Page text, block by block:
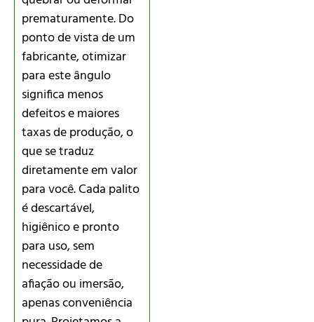
prematuramente. Do
ponto de vista de um
fabricante, otimizar
para este ângulo
significa menos
defeitos e maiores
taxas de produção, o
que se traduz
diretamente em valor
para você. Cada palito
é descartável,
higiênico e pronto
para uso, sem
necessidade de
afiação ou imersão,
apenas conveniência